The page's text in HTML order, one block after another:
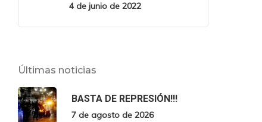
4 de junio de 2022
Últimas noticias
BASTA DE REPRESIÓN!!!
7 de agosto de 2026